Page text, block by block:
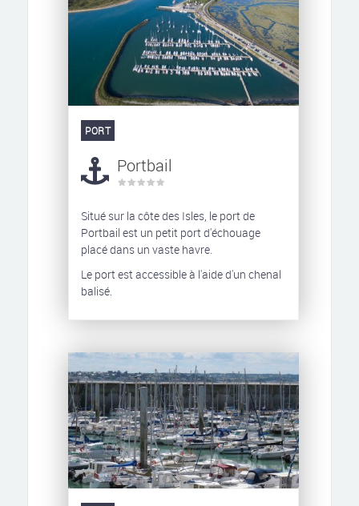
PORT
Portbail
Situé sur la côte des Isles, le port de
Portbail est un petit port d'échouage
placé dans un vaste havre.
Le port est accessible à l'aide d'un chenal
balisé.